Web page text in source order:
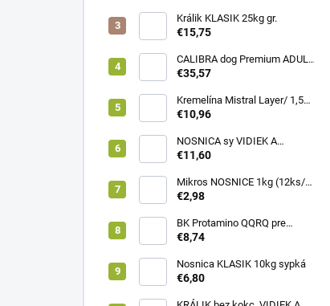
Králik KLASIK 25kg gr.
€15,75
CALIBRA dog Premium ADULT
LARGE 12kg
€35,57
Kremelína Mistral Layer/ 1,5
kg vedro
€10,96
NOSNICA sy VIDIEK A
TRADÍCIA 20kg (1paleta/
€11,60
Mikros NOSNICE 1kg (12ks/
1kartón)
€2,98
BK Protamino QQRQ pre
nosnice 5kg SANO
€8,74
Nosnica KLASIK 10kg sypká
€6,80